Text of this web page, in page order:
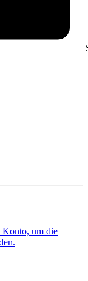
Konto, um die